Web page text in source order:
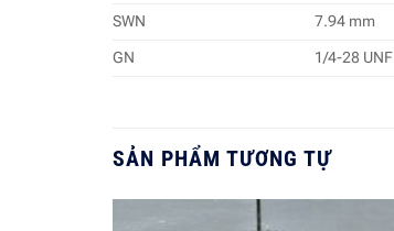
SWN
7.94 mm
GN
1/4-28 UNF
SẢN PHẨM TƯƠNG TỰ